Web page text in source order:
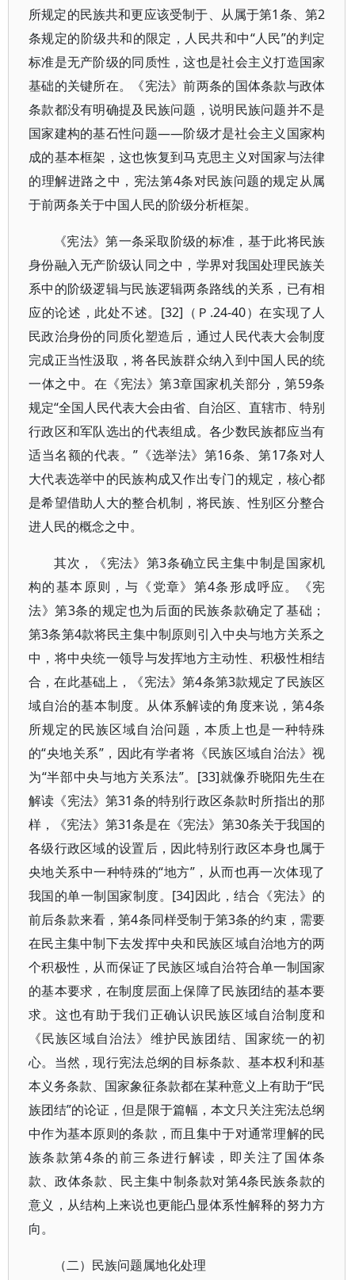
所规定的民族共和更应该受制于、从属于第1条、第2
条规定的阶级共和的限定，人民共和中“人民”的判定
标准是无产阶级的同质性，这也是社会主义打造国家
基础的关键所在。《宪法》前两条的国体条款与政体
条款都没有明确提及民族问题，说明民族问题并不是
国家建构的基石性问题——阶级才是社会主义国家构
成的基本框架，这也恢复到马克思主义对国家与法律
的理解进路之中，宪法第4条对民族问题的规定从属
于前两条关于中国人民的阶级分析框架。
《宪法》第一条采取阶级的标准，基于此将民族
身份融入无产阶级认同之中，学界对我国处理民族关
系中的阶级逻辑与民族逻辑两条路线的关系，已有相
应的论述，此处不述。[32]（Ｐ.24-40）在实现了人
民政治身份的同质化塑造后，通过人民代表大会制度
完成正当性汲取，将各民族群众纳入到中国人民的统
一体之中。在《宪法》第3章国家机关部分，第59条
规定“全国人民代表大会由省、自治区、直辖市、特别
行政区和军队选出的代表组成。各少数民族都应当有
适当名额的代表。”《选举法》第16条、第17条对人
大代表选举中的民族构成又作出专门的规定，核心都
是希望借助人大的整合机制，将民族、性别区分整合
进人民的概念之中。
其次，《宪法》第3条确立民主集中制是国家机
构的基本原则，与《党章》第4条形成呼应。《宪
法》第3条的规定也为后面的民族条款确定了基础；
第3条第4款将民主集中制原则引入中央与地方关系之
中，将中央统一领导与发挥地方主动性、积极性相结
合，在此基础上，《宪法》第4条第3款规定了民族区
域自治的基本制度。从体系解读的角度来说，第4条
所规定的民族区域自治问题，本质上也是一种特殊
的“央地关系”，因此有学者将《民族区域自治法》视
为“半部中央与地方关系法”。[33]就像乔晓阳先生在
解读《宪法》第31条的特别行政区条款时所指出的那
样，《宪法》第31条是在《宪法》第30条关于我国的
各级行政区域的设置后，因此特别行政区本身也属于
央地关系中一种特殊的“地方”，从而也再一次体现了
我国的单一制国家制度。[34]因此，结合《宪法》的
前后条款来看，第4条同样受制于第3条的约束，需要
在民主集中制下去发挥中央和民族区域自治地方的两
个积极性，从而保证了民族区域自治符合单一制国家
的基本要求，在制度层面上保障了民族团结的基本要
求。这也有助于我们正确认识民族区域自治制度和
《民族区域自治法》维护民族团结、国家统一的初
心。当然，现行宪法总纲的目标条款、基本权利和基
本义务条款、国家象征条款都在某种意义上有助于“民
族团结”的论证，但是限于篇幅，本文只关注宪法总纲
中作为基本原则的条款，而且集中于对通常理解的民
族条款第4条的前三条进行解读，即关注了国体条
款、政体条款、民主集中制条款对第4条民族条款的
意义，从结构上来说也更能凸显体系性解释的努力方
向。
（二）民族问题属地化处理